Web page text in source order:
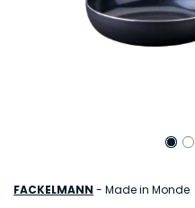
FACKELMANN - Made in Monde